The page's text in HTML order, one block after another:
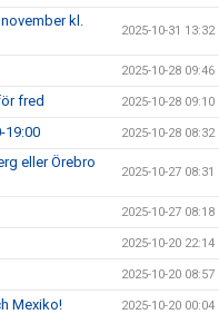
kl.
2025-10-31 13:32
2025-10-28 09:46
fred 2025-10-28 09:10
19:00 2025-10-28 08:32
eller Örebro
2025-10-27 08:31
2025-10-27 08:18
2025-10-20 22:14
2025-10-20 08:57
Mexiko! 2025-10-20 00:04